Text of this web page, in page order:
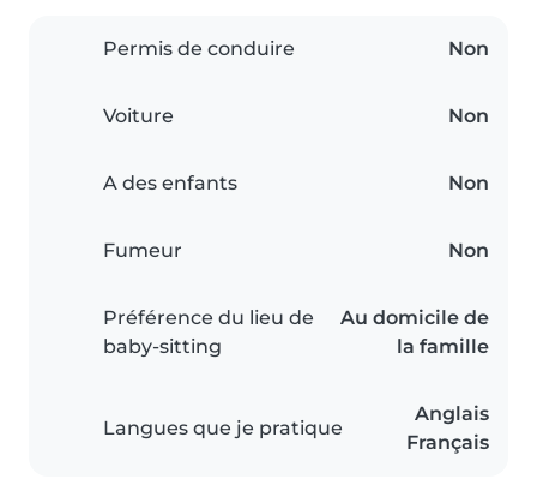
Permis de conduire Non
Voiture Non
A des enfants Non
Fumeur Non
Préférence du lieu de
baby-sitting
Au domicile de
la famille
Langues que je pratique
Anglais
Français